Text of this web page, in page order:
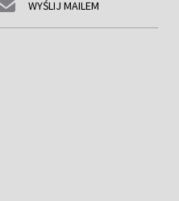
WYŚLIJ MAILEM